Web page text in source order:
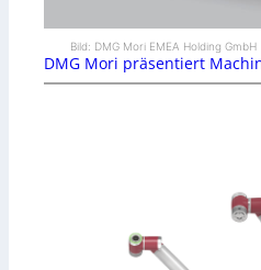
Bild: DMG Mori EMEA Holding GmbH
DMG Mori präsentiert